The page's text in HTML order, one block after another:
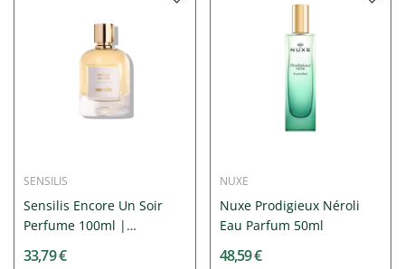
SENSILIS
Sensilis Encore Un Soir
Perfume 100ml |
33,79 €
NUXE
Nuxe Prodigieux Néroli
Eau Parfum 50ml
48,59 €